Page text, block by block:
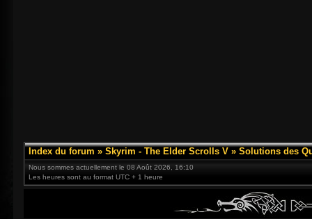
Index du forum » Skyrim - The Elder Scrolls V » Solutions des
Nous sommes actuellement le 08 Août 2026, 16:10
Les heures sont au format UTC + 1 heure